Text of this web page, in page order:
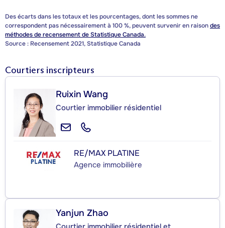
Des écarts dans les totaux et les pourcentages, dont les sommes ne
correspondent pas nécessairement à 100 %, peuvent survenir en raisondes
méthodes de recensement de Statistique Canada.
Source : Recensement 2021, Statistique Canada
Courtiers inscripteurs
Ruixin Wang
Courtier immobilier résidentiel
RE/MAX PLATINE
Agence immobilière
Yanjun Zhao